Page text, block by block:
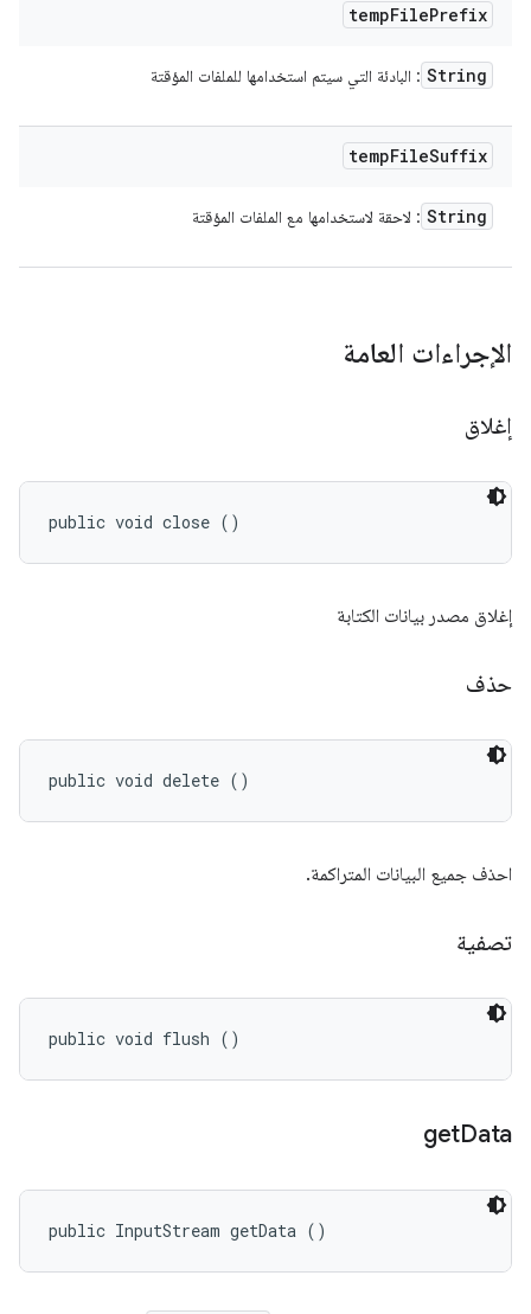
tempFilePrefix
String : البادئة التي سيتم استخدامها للملفات المؤقتة
tempFileSuffix
String : لاحقة لاستخدامها مع الملفات المؤقتة
الإجراءات العامة
إغلاق
public void close ()
إغلاق مصدر بيانات الكتابة
حذف
public void delete ()
احذف جميع البيانات المتراكمة.
تصفية
public void flush ()
getData
public InputStream getData ()